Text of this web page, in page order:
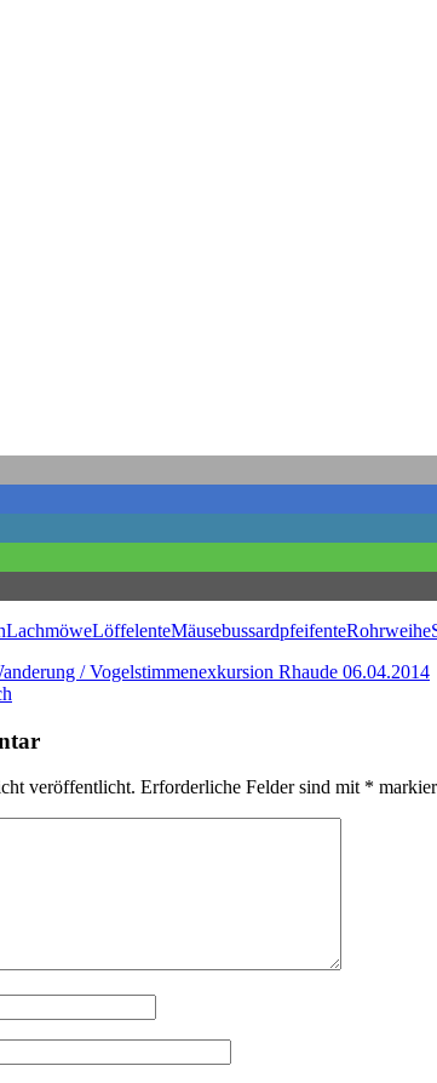
LachmöweLöffelenteMäusebussardpfeifenteRohrweihe
/ Vogelstimmenexkursion Rhaude 06.04.2014
veröffentlicht. Erforderliche Felder sind mit *